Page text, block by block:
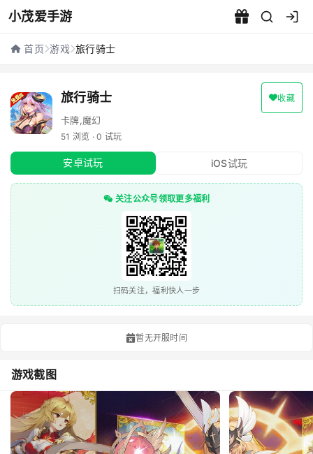
小茂爱手游
旅行骑士 - 小茂爱手游
首页 游戏 旅行骑士
旅行骑士 收藏
卡牌,魔幻
51 浏览 · 0 试玩
安卓试玩 iOS试玩
关注公众号领取更多福利
扫码关注，福利快人一步
暂无开服时间
游戏截图